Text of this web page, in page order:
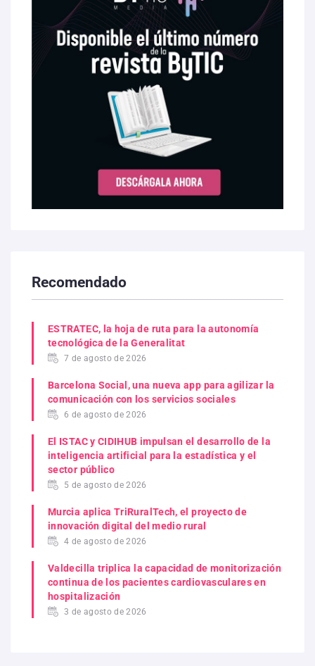
Recomendado
ESTRATEC, la hoja de ruta para la autonomía
tecnológica de la Generalitat
7 de agosto de 2026
Barcelona Social, una nueva app para agilizar la
comunicación con los servicios sociales
6 de agosto de 2026
El ISTAC y CIDIHUB impulsan el desarrollo de la
inteligencia artificial para la estadística y el
sector público
5 de agosto de 2026
Murcia aplica TriRuralTech, el proyecto de
innovación digital del medio rural
4 de agosto de 2026
Valdecilla triplica la capacidad de monitorización
continua de los pacientes cardiovasculares en
hospitalización
3 de agosto de 2026